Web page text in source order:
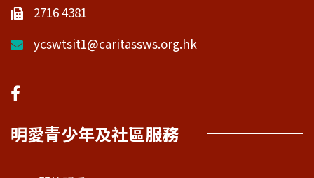
2716 4381
ycswtsit1@caritassws.org.hk
明愛青少年及社區服務